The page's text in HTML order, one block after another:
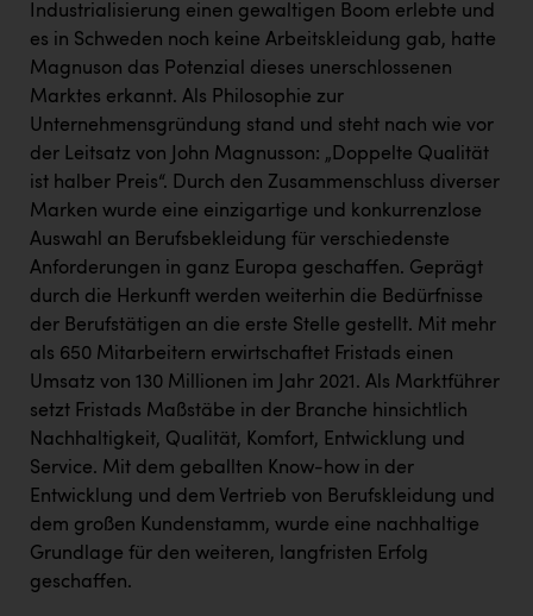
Industrialisierung einen gewaltigen Boom erlebte und
es in Schweden noch keine Arbeitskleidung gab, hatte
Magnuson das Potenzial dieses unerschlossenen
Marktes erkannt. Als Philosophie zur
Unternehmensgründung stand und steht nach wie vor
der Leitsatz von John Magnusson: „Doppelte Qualität
ist halber Preis“. Durch den Zusammenschluss diverser
Marken wurde eine einzigartige und konkurrenzlose
Auswahl an Berufsbekleidung für verschiedenste
Anforderungen in ganz Europa geschaffen. Geprägt
durch die Herkunft werden weiterhin die Bedürfnisse
der Berufstätigen an die erste Stelle gestellt. Mit mehr
als 650 Mitarbeitern erwirtschaftet Fristads einen
Umsatz von 130 Millionen im Jahr 2021. Als Marktführer
setzt Fristads Maßstäbe in der Branche hinsichtlich
Nachhaltigkeit, Qualität, Komfort, Entwicklung und
Service. Mit dem geballten Know-how in der
Entwicklung und dem Vertrieb von Berufskleidung und
dem großen Kundenstamm, wurde eine nachhaltige
Grundlage für den weiteren, langfristen Erfolg
geschaffen.